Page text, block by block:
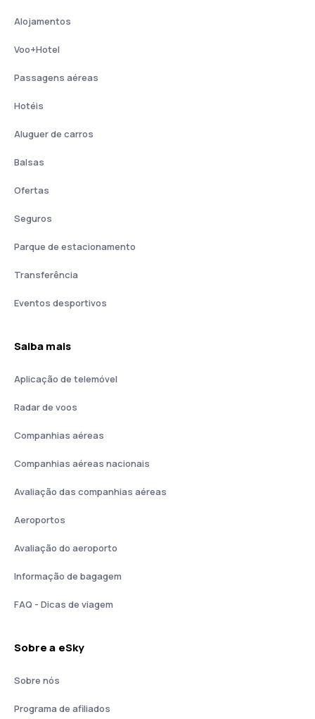
Alojamentos
Voo+Hotel
Passagens aéreas
Hotéis
Aluguer de carros
Balsas
Ofertas
Seguros
Parque de estacionamento
Transferência
Eventos desportivos
Saiba mais
Aplicação de telemóvel
Radar de voos
Companhias aéreas
Companhias aéreas nacionais
Avaliação das companhias aéreas
Aeroportos
Avaliação do aeroporto
Informação de bagagem
FAQ - Dicas de viagem
Sobre a eSky
Sobre nós
Programa de afiliados